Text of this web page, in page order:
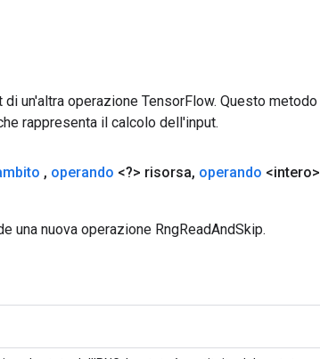
un'altra operazione TensorFlow. Questo metodo
rappresenta il calcolo dell'input.
, operando <?> risorsa, operando <intero>
una nuova operazione RngReadAndSkip.